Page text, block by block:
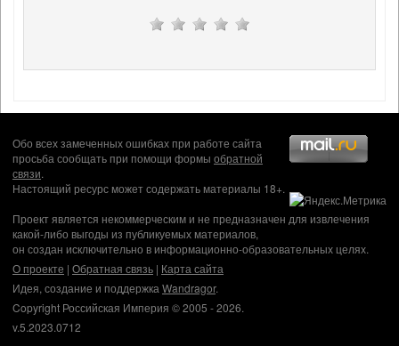
Обо всех замеченных ошибках при работе сайта
просьба сообщать при помощи формы обратной
связи.
Настоящий ресурс может содержать материалы 18+.
Проект является некоммерческим и не предназначен для извлечения
какой-либо выгоды из публикуемых материалов,
он создан исключительно в информационно-образовательных целях.
О проекте | Обратная связь | Карта сайта
Идея, создание и поддержка Wandragor.
Copyright Российская Империя © 2005 - 2026.
v.5.2023.0712